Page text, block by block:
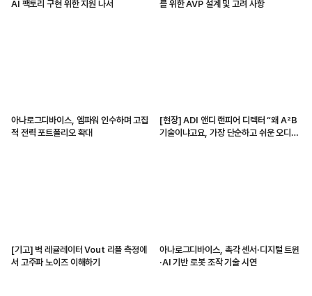
AI 팩토리 구현 위한 지원 나서
를 위한 AVP 설계 및 고려 사항
아나로그디바이스, 엠파워 인수하며 고집
적 전력 포트폴리오 확대
[현장] ADI 앤디 랜피어 디렉터 “왜 A²B
기술이냐고요, 가장 단순하고 쉬운 오디오
[기고] 벅 레귤레이터 Vout 리플 측정에
서 고주파 노이즈 이해하기
아나로그디바이스, 촉각 센서·디지털 트윈
·AI 기반 로봇 조작 기술 시연